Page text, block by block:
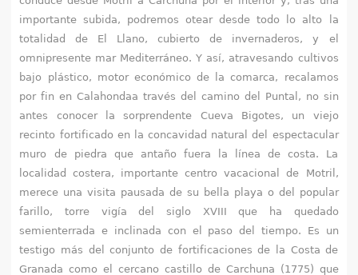
importante subida, podremos otear desde todo lo alto la
totalidad de El Llano, cubierto de invernaderos, y el
omnipresente mar Mediterráneo. Y así, atravesando cultivos
bajo plástico, motor económico de la comarca, recalamos
por fin en Calahondaa través del camino del Puntal, no sin
antes conocer la sorprendente Cueva Bigotes, un viejo
recinto fortificado en la concavidad natural del espectacular
muro de piedra que antaño fuera la línea de costa. La
localidad costera, importante centro vacacional de Motril,
merece una visita pausada de su bella playa o del popular
farillo, torre vigía del siglo XVIII que ha quedado
semienterrada e inclinada con el paso del tiempo. Es un
testigo más del conjunto de fortificaciones de la Costa de
Granada como el cercano castillo de Carchuna (1775) que